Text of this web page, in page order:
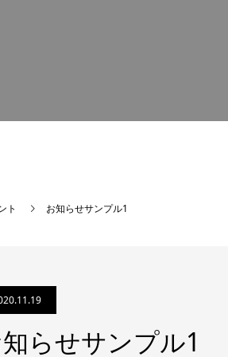
ト お知らせサンプル1
らせサンプル1